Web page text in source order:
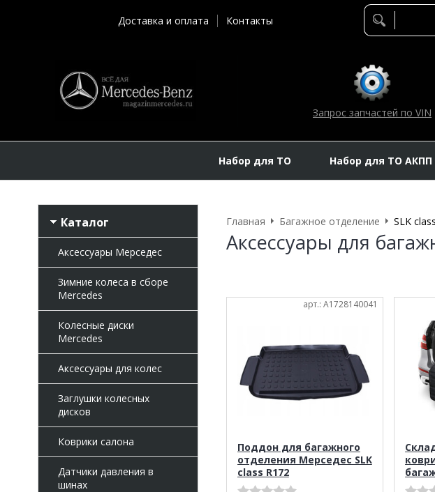
Доставка и оплата Контакты
Запрос запчастей по VIN
Набор для ТО Набор для ТО АКПП
Каталог
Аксессуары Мерседес
Зимние колеса в сборе
Mercedes
Колесные диски
Mercedes
Аксессуары для колес
Заглушки колесных
дисков
Коврики салона
Датчики давления в
шинах
Главная Багажное отделение SLK
Аксессуары для
арт.: A1728140041
Поддон для багажного
отделения Мерседес SLK
class R172